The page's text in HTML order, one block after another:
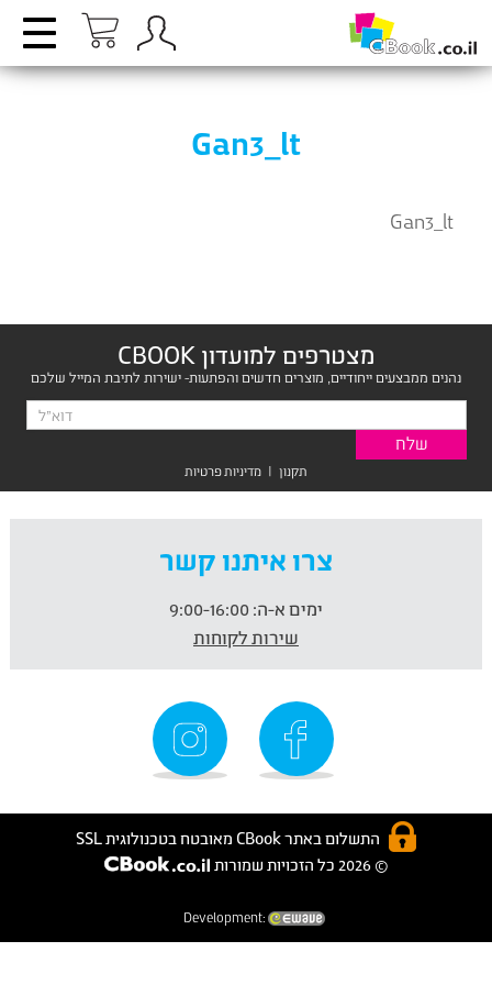
Gan3_lt
Gan3_lt
מצטרפים למועדון CBOOK
נהנים ממבצעים ייחודיים, מוצרים חדשים והפתעות- ישירות לתיבת המייל שלכם
תקנון | מדיניות פרטיות
צרו איתנו קשר
ימים א-ה:
שירות לקוחות
התשלום באתר CBook מאובטח בטכנולוגית SSL
© 2026 כל הזכויות שמורות
Development: